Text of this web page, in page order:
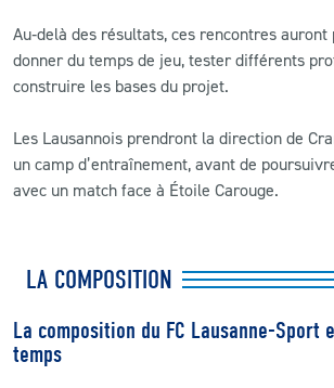
Au‑delà des résultats, ces rencontres
donner du temps de jeu, tester différents
construire les bases du projet.
Les Lausannois prendront la direction de
un camp d’entraînement, avant de
avec un match face à Étoile Carouge.
LA COMPOSITION
La composition du FC Lausanne-Sport
temps